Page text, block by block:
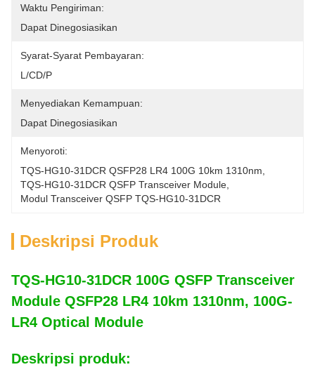
Waktu Pengiriman:
Dapat Dinegosiasikan
Syarat-Syarat Pembayaran:
L/CD/P
Menyediakan Kemampuan:
Dapat Dinegosiasikan
Menyoroti:
TQS-HG10-31DCR QSFP28 LR4 100G 10km 1310nm
TQS-HG10-31DCR QSFP Transceiver Module
Modul Transceiver QSFP TQS-HG10-31DCR
Deskripsi Produk
TQS-HG10-31DCR 100G QSFP Transceiver
Module QSFP28 LR4 10km 1310nm, 100G-
LR4 Optical Module
Deskripsi produk: